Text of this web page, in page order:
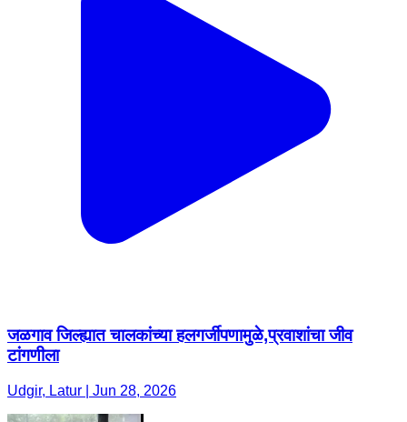
जळगाव जिल्ह्यात चालकांच्या हलगर्जीपणामुळे,प्रवाशांचा जीव
टांगणीला
Udgir, Latur | Jun 28, 2026